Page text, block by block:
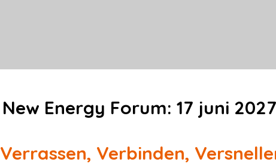
New Energy Forum: 17 juni
Verrassen, Verbinden,